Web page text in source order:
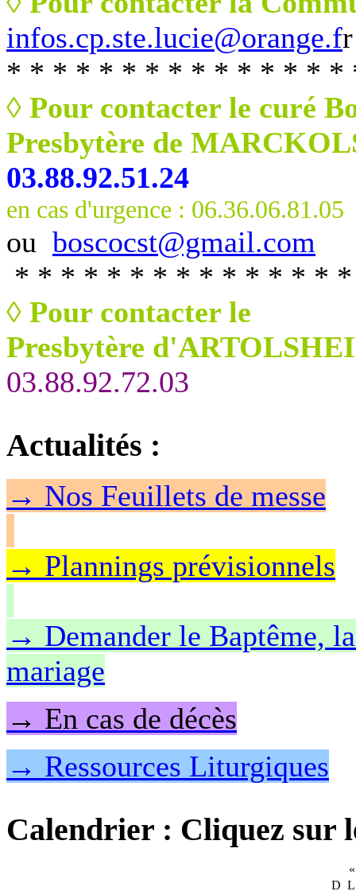
infos.cp.ste.lucie@orange.fr
* * * * * * * * * * * * * * *
◊ Pour contacter le curé
Presbytère de
03.88.92.51.24
en cas d'urgence : 06.36.06.81.05
ou boscocst@gmail.com
* * * * * * * * * * * * * *
◊ Pour contacter le
Presbytère
03.88.92.72.03
Actualités :
→ Nos Feuillets de messe
→ Plannings prévisionnels
→ Demander le Baptême,
mariage
→ En cas de décès
→ Ressources Liturgiques
Calendrier : Cliquez sur
«
D L